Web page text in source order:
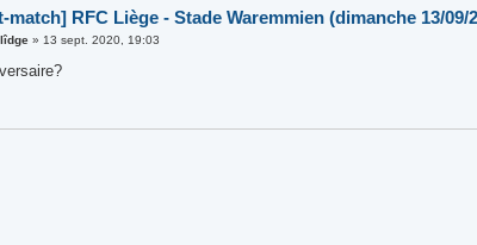
match] RFC Liège - Stade Waremmien (dimanche 13/09/
» 13 sept. 2020, 19:03